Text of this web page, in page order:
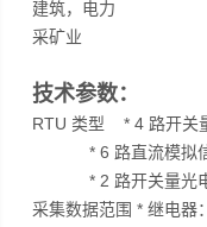
建筑，电力
采矿业
技术参数：
RTU 类型 * 4 路开关
* 6 路直流模拟信
* 2 路开关量光电
采集数据范围 * 继电器